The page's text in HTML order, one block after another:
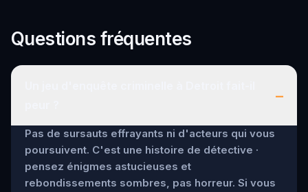
Questions fréquentes
–
Pas de sursauts effrayants ni d'acteurs qui vous
poursuivent. C'est une histoire de détective ·
pensez énigmes astucieuses et
rebondissements sombres, pas horreur. Si vous